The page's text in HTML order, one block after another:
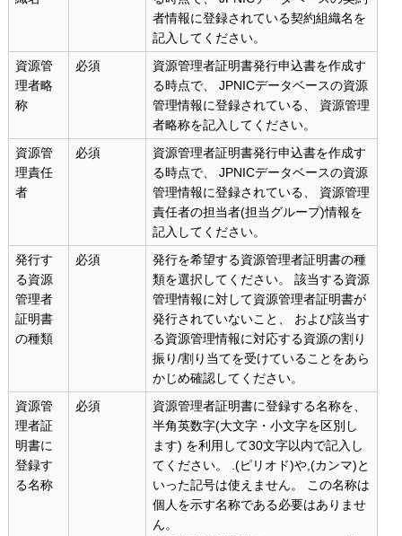
者情報に登録されている契約組織名を
記入してください。
資源管
理者略
称
必須
資源管理者証明書発行申込書を作成す
る時点で、 JPNICデータベースの資源
管理情報に登録されている、 資源管理
者略称を記入してください。
資源管
理責任
者
必須
資源管理者証明書発行申込書を作成す
る時点で、 JPNICデータベースの資源
管理情報に登録されている、 資源管理
責任者の担当者(担当グループ)情報を
記入してください。
発行す
る資源
管理者
証明書
の種類
必須
発行を希望する資源管理者証明書の種
類を選択してください。 該当する資源
管理情報に対して資源管理者証明書が
発行されていないこと、 および該当す
る資源管理情報に対応する資源の割り
振り/割り当てを受けていることをあら
かじめ確認してください。
資源管
理者証
明書に
登録す
る名称
必須
資源管理者証明書に登録する名称を、
半角英数字(大文字・小文字を区別し
ます) を利用して30文字以内で記入し
てください。 .(ピリオド)や,(カンマ)と
いった記号は使えません。 この名称は
個人を示す名称である必要はありませ
ん。